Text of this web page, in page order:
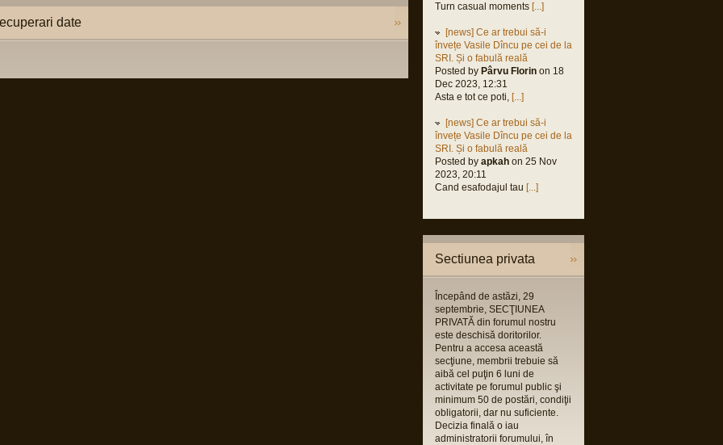
date
Turn casual moments [...]
[news] Ce ar trebui să-i
învețe Vasile Dîncu pe cei de la
SRI. Și o fabulă reală
Posted by Pârvu Florin on 18
Dec 2023, 12:31
Asta e tot ce poti, [...]
[news] Ce ar trebui să-i
învețe Vasile Dîncu pe cei de la
SRI. Și o fabulă reală
Posted by apkah on 25 Nov
2023, 20:11
Cand esafodajul tau [...]
Sectiunea privata
Începând de astăzi, 29
septembrie, SECŢIUNEA
PRIVATĂ din forumul nostru
este deschisă doritorilor.
Pentru a accesa această
secţiune, membrii trebuie să
aibă cel puţin 6 luni de
activitate pe forumul public şi
minimum 50 de postări, condiţii
obligatorii, dar nu suficiente.
Decizia finală o iau
administratorii forumului, în